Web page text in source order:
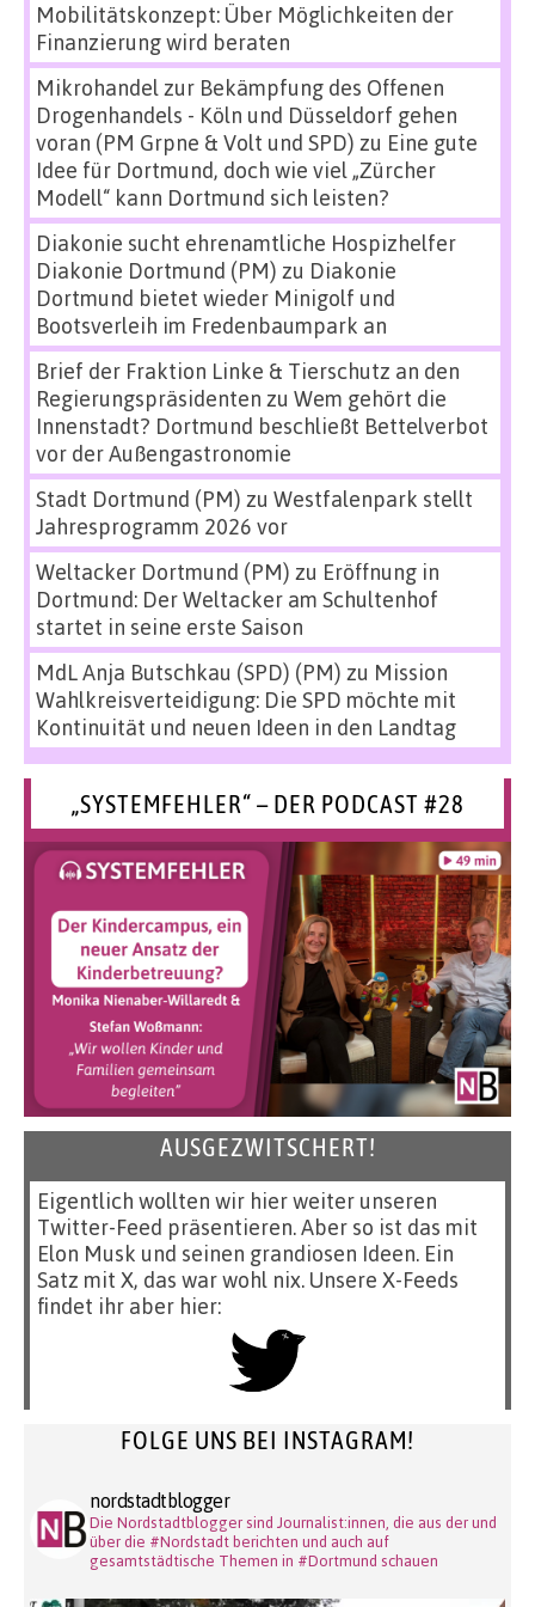
Mobilitätskonzept: Über Möglichkeiten der
Finanzierung wird beraten
Mikrohandel zur Bekämpfung des Offenen
Drogenhandels - Köln und Düsseldorf gehen
voran (PM Grpne & Volt und SPD) zu Eine gute
Idee für Dortmund, doch wie viel „Zürcher
Modell“ kann Dortmund sich leisten?
Diakonie sucht ehrenamtliche Hospizhelfer
Diakonie Dortmund (PM) zu Diakonie
Dortmund bietet wieder Minigolf und
Bootsverleih im Fredenbaumpark an
Brief der Fraktion Linke & Tierschutz an den
Regierungspräsidenten zu Wem gehört die
Innenstadt? Dortmund beschließt Bettelverbot
vor der Außengastronomie
Stadt Dortmund (PM) zu Westfalenpark stellt
Jahresprogramm 2026 vor
Weltacker Dortmund (PM) zu Eröffnung in
Dortmund: Der Weltacker am Schultenhof
startet in seine erste Saison
MdL Anja Butschkau (SPD) (PM) zu Mission
Wahlkreisverteidigung: Die SPD möchte mit
Kontinuität und neuen Ideen in den Landtag
„SYSTEMFEHLER“ – DER PODCAST #28
AUSGEZWITSCHERT!
Eigentlich wollten wir hier weiter unseren
Twitter-Feed präsentieren. Aber so ist das mit
Elon Musk und seinen grandiosen Ideen. Ein
Satz mit X, das war wohl nix. Unsere X-Feeds
findet ihr aber hier:
FOLGE UNS BEI INSTAGRAM!
nordstadtblogger
Die Nordstadtblogger sind Journalist:innen, die aus der und
über die #Nordstadt berichten und auch auf
gesamtstädtische Themen in #Dortmund schauen